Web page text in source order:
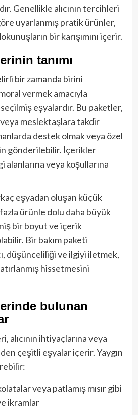
Genellikle alıcının tercihleri
uyarlanmış pratik ürünler,
bir karışımını içerir.
tanımı
bir zamanda birini
vermek amacıyla
eşyalardır. Bu paketler,
meslektaşlara takdir
destek olmak veya özel
gönderilebilir. İçerikler
alanlarına veya koşullarına
eşyadan oluşan küçük
ürünle dolu daha büyük
bir boyut ve içerik
Bir bakım paketi
düşünceliliği ve ilgiyi iletmek,
hissetmesini
bulunan
alıcının ihtiyaçlarına veya
çeşitli eşyalar içerir. Yaygın
veya patlamış mısır gibi
ikramlar